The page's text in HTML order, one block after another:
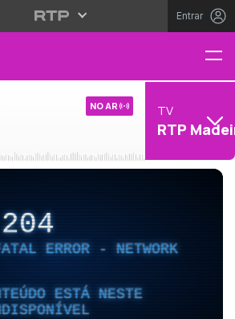
Entrar
NO AR TV
RTP
204
ERROR - NETWORK
ESTÁ NESTE